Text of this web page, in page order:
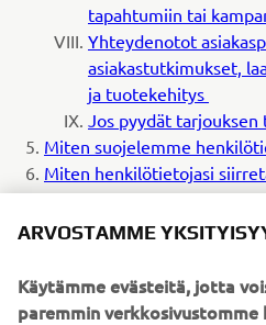
tapahtumiin tai
Yhteydenotot
asiakastutkimukset,
ja tuotekehitys
Jos pyydät
Miten suojelemme
Miten henkilötietojasi
Mitkä ovat oikeutesi?
Miten voit ottaa meihin
ARVOSTAMME
Käytämme evästeitä, jotta
paremmin